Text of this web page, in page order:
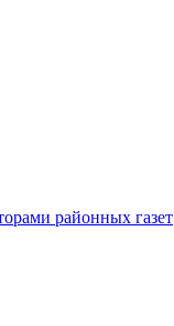
районных газет